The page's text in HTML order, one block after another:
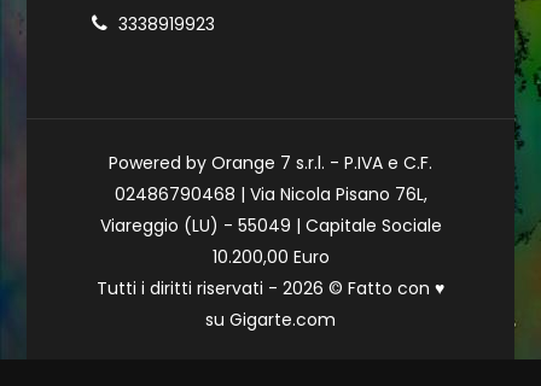
3338919923
Powered by Orange 7 s.r.l. - P.IVA e C.F.
02486790468 | Via Nicola Pisano 76L,
Viareggio (LU) - 55049 | Capitale Sociale
10.200,00 Euro
Tutti i diritti riservati - 2026 © Fatto con ♥
su Gigarte.com